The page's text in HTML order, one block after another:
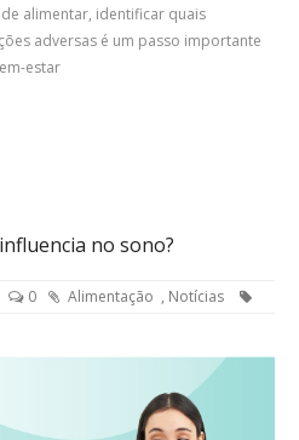
alimentar, identificar quais
adversas é um passo importante
estar
no sono?
0 Alimentação , Notícias